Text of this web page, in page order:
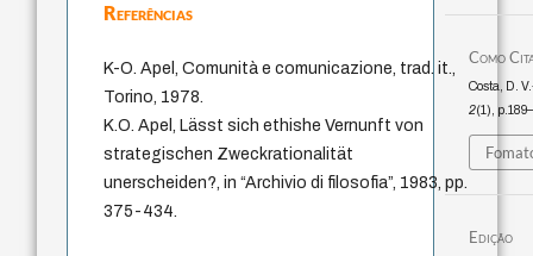
Referências
K-O. Apel, Comunità e comunicazione, trad. it.,
Torino, 1978.
K.O. Apel, Lässt sich ethishe Vernunft von
strategischen Zweckrationalität
unerscheiden?, in “Archivio di filosofia”, 1983, pp.
375-434.
Como
Costa, D.
2(1),
Edição